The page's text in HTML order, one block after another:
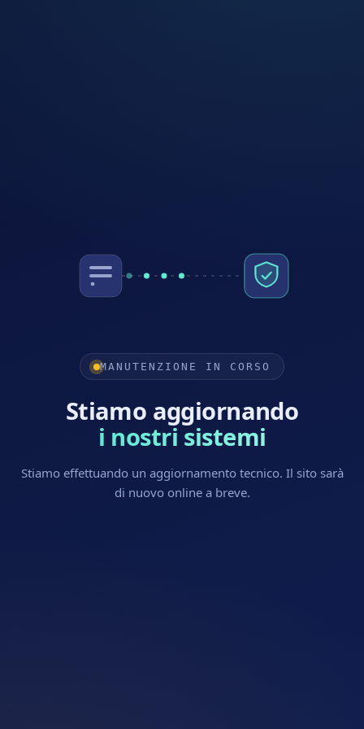
MANUTENZIONE IN CORSO
Stiamo aggiornando
i nostri sistemi
Stiamo effettuando un aggiornamento tecnico. Il sito sarà
di nuovo online a breve.